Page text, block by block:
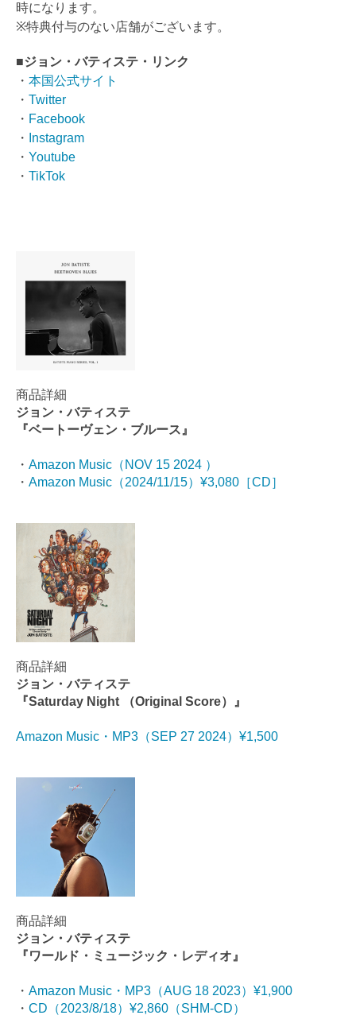
時になります。
※特典付与のない店舗がございます。
■ジョン・バティステ・リンク
・ 本国公式サイト
・ Twitter
・ Facebook
・
Instagram
・ Youtube
・ TikTok
商品詳細
ジョン・バティステ
『ベートーヴェン・ブルース』
・ Amazon Music（NOV 15 2024 ）
・ Amazon Music（2024/11/15）¥3,080［CD］
商品詳細
ジョン・バティステ
『Saturday Night （Original Score）』
Amazon Music・MP3（SEP 27 2024）¥1,500
商品詳細
ジョン・バティステ
『ワールド・ミュージック・レディオ』
・ Amazon Music・MP3（AUG 18 2023）¥1,900
・ CD（2023/8/18）¥2,860（SHM-CD）